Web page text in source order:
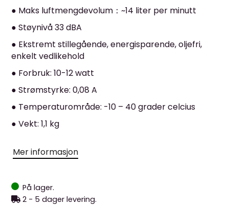
● Maks luftmengdevolum：~14 liter per minutt
● Støynivå 33 dBA
● Ekstremt stillegående, energisparende, oljefri,
enkelt vedlikehold
● Forbruk: 10-12 watt
● Strømstyrke: 0,08 A
● Temperaturområde: -10 – 40 grader celcius
● Vekt: 1,1 kg
Mer informasjon
På lager.
2 - 5 dager levering.